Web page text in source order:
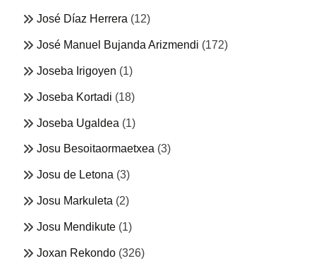
José Díaz Herrera (12)
José Manuel Bujanda Arizmendi (172)
Joseba Irigoyen (1)
Joseba Kortadi (18)
Joseba Ugaldea (1)
Josu Besoitaormaetxea (3)
Josu de Letona (3)
Josu Markuleta (2)
Josu Mendikute (1)
Joxan Rekondo (326)